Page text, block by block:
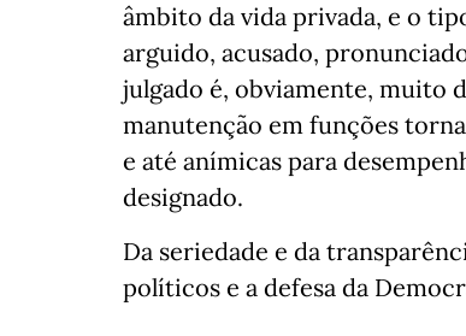
âmbito da vida privada, e o
arguido, acusado,
julgado é, obviamente, muito
manutenção em funções
e até anímicas para
designado.
Da seriedade e da
políticos e a defesa da